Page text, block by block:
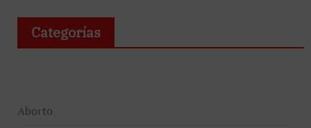
Categorías
Aborto